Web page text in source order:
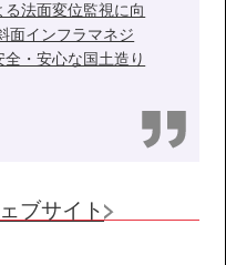
法面変位監視に向
面インフラマネジ
・安心な国土造り
ブサイト